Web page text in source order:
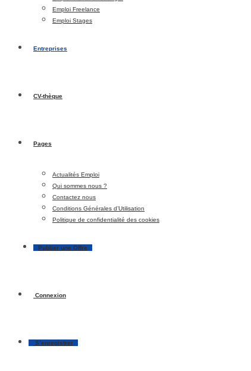
Emploi Freelance
Emploi Stages
Entreprises
CV-thèque
Pages
Actualités Emploi
Qui sommes nous ?
Contactez nous
Conditions Générales d’Utilisation
Politique de confidentialité des cookies
Publier une Offre
Connexion
S’enregistrer